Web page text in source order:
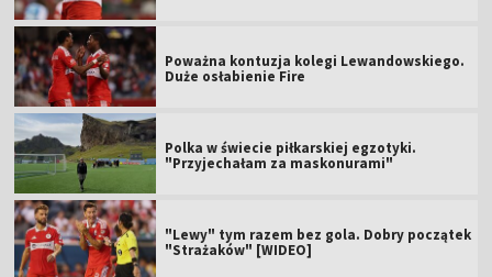
Poważna kontuzja kolegi Lewandowskiego.
Duże osłabienie Fire
Polka w świecie piłkarskiej egzotyki.
"Przyjechałam za maskonurami"
"Lewy" tym razem bez gola. Dobry początek
"Strażaków" [WIDEO]